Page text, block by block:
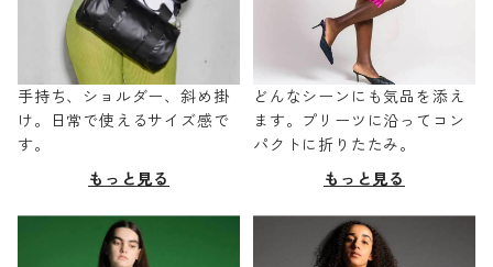
手持ち、ショルダー、斜め掛
け。日常で使えるサイズ感で
す。
もっと見る
どんなシーンにも気品を添え
ます。プリーツに沿ってコン
パクトに折りたたみ。
もっと見る